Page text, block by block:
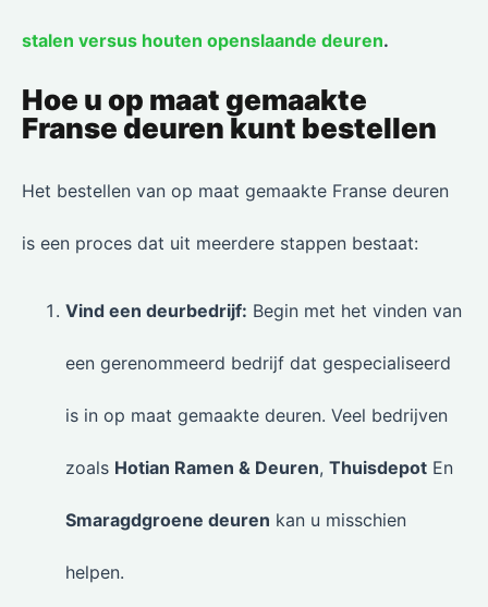
stalen versus houten openslaande deuren.
Hoe u op maat gemaakte
Franse deuren kunt bestellen
Het bestellen van op maat gemaakte Franse deuren
is een proces dat uit meerdere stappen bestaat:
Vind een deurbedrijf: Begin met het vinden van
een gerenommeerd bedrijf dat gespecialiseerd
is in op maat gemaakte deuren. Veel bedrijven
zoals Hotian Ramen & Deuren, Thuisdepot En
Smaragdgroene deuren kan u misschien
helpen.